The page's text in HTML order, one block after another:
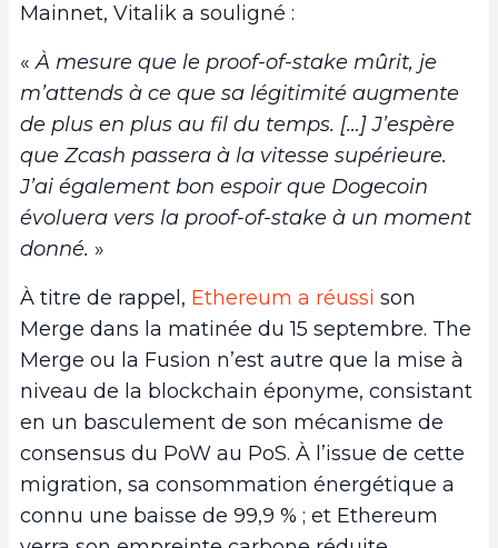
Mainnet, Vitalik a souligné :
«À mesure que le proof-of-stake mûrit, je
m’attends à ce que sa légitimité augmente
de plus en plus au fil du temps. […] J’espère
que Zcash passera à la vitesse supérieure.
J’ai également bon espoir que Dogecoin
évoluera vers la proof-of-stake à un moment
donné. »
À titre de rappel, Ethereum a réussi son
Merge dans la matinée du 15 septembre. The
Merge ou la Fusion n’est autre que la mise à
niveau de la blockchain éponyme, consistant
en un basculement de son mécanisme de
consensus du PoW au PoS. À l’issue de cette
migration, sa consommation énergétique a
connu une baisse de 99,9 % ; et Ethereum